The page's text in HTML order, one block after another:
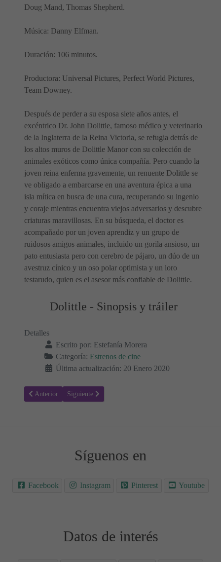
Doug Mand, Thomas Shepherd.
Música: Danny Elfman.
Duración: 106 minutos.
Productora: Universal Pictures, Perfect World Pictures,
Team Downey.
Después de perder a su esposa siete años antes, el
excéntrico Dr. John Dolittle, famoso médico y veterinario
de la Inglaterra de la Reina Victoria, se refugia detrás de
los altos muros de Dolittle Manor con su colección de
animales exóticos como única compañía. Pero cuando la
joven reina enferma gravemente, un renuente Dolittle se
ve obligado a embarcarse en una aventura épica a una
isla mítica en busca de una cura, recuperando su ingenio
y coraje mientras encuentra viejos adversarios y descubre
criaturas maravillosas. En su búsqueda, el doctor es
acompañado por un joven aprendiz y un grupo de
ruidosos amigos animales, incluido un gorila ansioso, un
pato entusiasta pero con cerebro de pájaro, un dúo de un
avestruz cínico y un oso polar optimista y un loro
testarudo, quien es el asesor más confiable de Dolittle.
Dolittle - Sinopsis y tráiler
Detalles
Escrito por: Estefanía Morera
Categoría: Estrenos de cine
Última actualización: 20 Enero 2020
Artículo anterior: Volando juntos - Sinopsis y Trailer
Anterior Artículo siguiente: Cerca del horizonte - Sinopsis y
Siguiente
Síguenos en
Facebook Instagram Pinterest Youtube
Datos de interés